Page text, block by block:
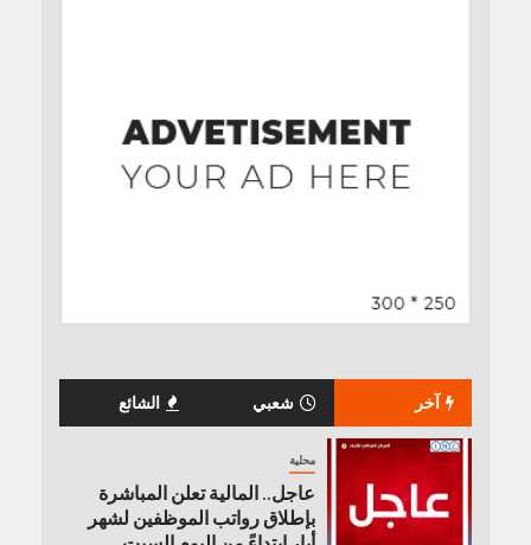
آخر شعبي الشائع
محلية
عاجل.. المالية تعلن المباشرة
بإطلاق رواتب ‏الموظفين لشهر